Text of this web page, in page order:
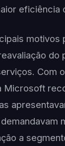
eficiência
motivos
do
Com
Microsoft
a